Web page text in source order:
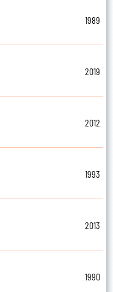
1989
2019
2012
1993
2013
1990